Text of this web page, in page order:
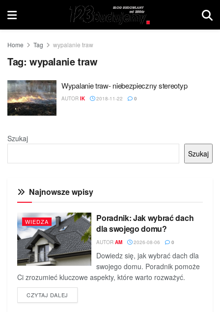
Home Tag wypalanie traw
Tag: wypalanie traw
Wypalanie traw- niebezpieczny stereotyp
AUTOR IK 2018-11-22 0
Szukaj
Szukaj
Najnowsze wpisy
WIEDZA
Poradnik: Jak wybrać dach
dla swojego domu?
AUTOR AM 2026-08-06 0
Dowiedz się, jak wybrać dach dla
swojego domu. Poradnik pomoże
Ci zrozumieć kluczowe aspekty, które warto rozważyć.
CZYTAJ DALEJ